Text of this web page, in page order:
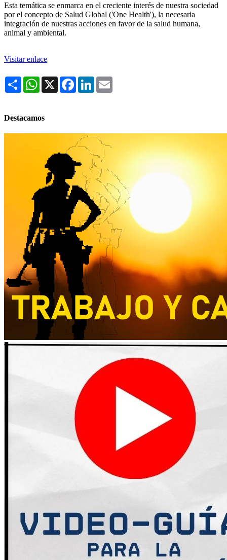
Esta temática se enmarca en el creciente interés de nuestra sociedad
por el concepto de Salud Global ('One Health'), la necesaria
integración de nuestras acciones en favor de la salud humana,
animal y ambiental.
Visitar enlace
Share WhatsApp
X FacebookLinkedIn
Destacamos